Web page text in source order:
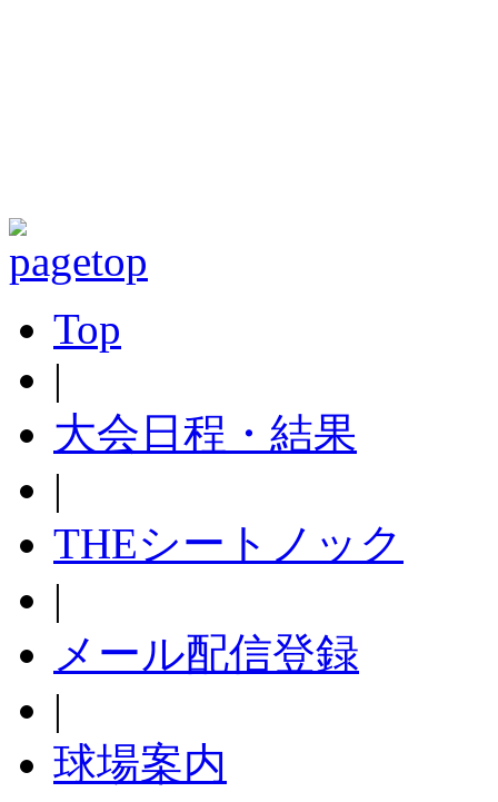
Top
|
大会日程・結果
|
THEシートノック
|
メール配信登録
|
球場案内